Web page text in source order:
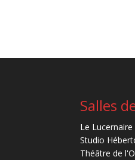
Salles
Le Lucernaire
Studio
Théâtre de